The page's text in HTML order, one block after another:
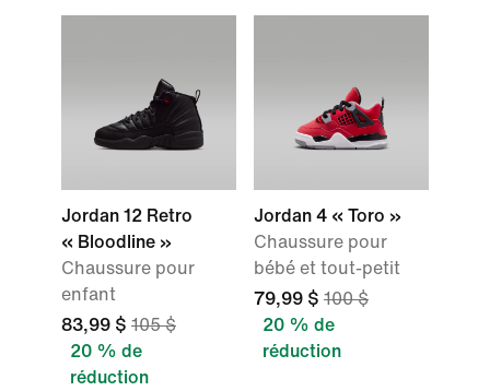
Jordan 12 Retro
« Bloodline »
Chaussure pour
enfant
83,99 $ 105 $
20 % de
réduction
Jordan 4 « Toro »
Chaussure pour
bébé et tout-petit
79,99 $ 100 $
20 % de
réduction